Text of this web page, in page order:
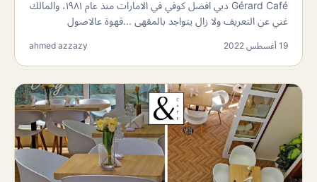
Gérard Café دبي افضل كوفي في الامارات منذ عام ١٩٨١، والمالك
غني عن التعريف ولا زال يتواجد بالمقهى ...قهوة عالاصول
19 أغسطس 2022 ahmed azzazy